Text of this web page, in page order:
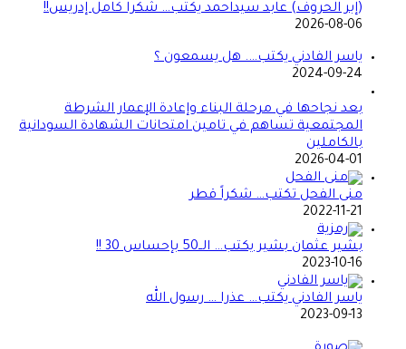
(إبر الحروف) عابد سيداحمد يكتب… شكرا كامل إدريس!!
2026-08-06
ياسر الفادني يكتب…. هل يسمعون ؟
2024-09-24
بعد نجاحها في مرحلة البناء وإعادة الإعمار الشرطة
المجتمعية تساهم في تامين امتحانات الشهادة السودانية
بالكاملين
2026-04-01
منى الفحل تكتب… شكراً قطر
2022-11-21
بشير عثمان بشير يكتب… الــ50 بإحساس 30 !!
2023-10-16
ياسر الفادني يكتب… عذرا … رسول الله
2023-09-13